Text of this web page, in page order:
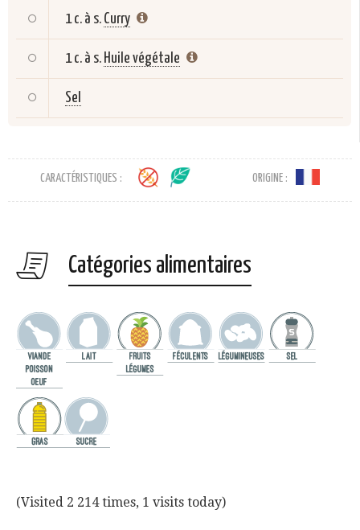
1 c. à s. Curry
1 c. à s. Huile végétale
Sel
CARACTÉRISTIQUES : ORIGINE :
Catégories alimentaires
(Visited 2 214 times, 1 visits today)